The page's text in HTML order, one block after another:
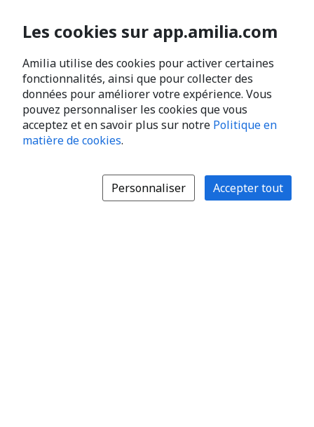
Les cookies sur app.amilia.com
Amilia utilise des cookies pour activer certaines
fonctionnalités, ainsi que pour collecter des
données pour améliorer votre expérience. Vous
pouvez personnaliser les cookies que vous
acceptez et en savoir plus sur notre Politique en
matière de cookies.
Personnaliser Accepter tout